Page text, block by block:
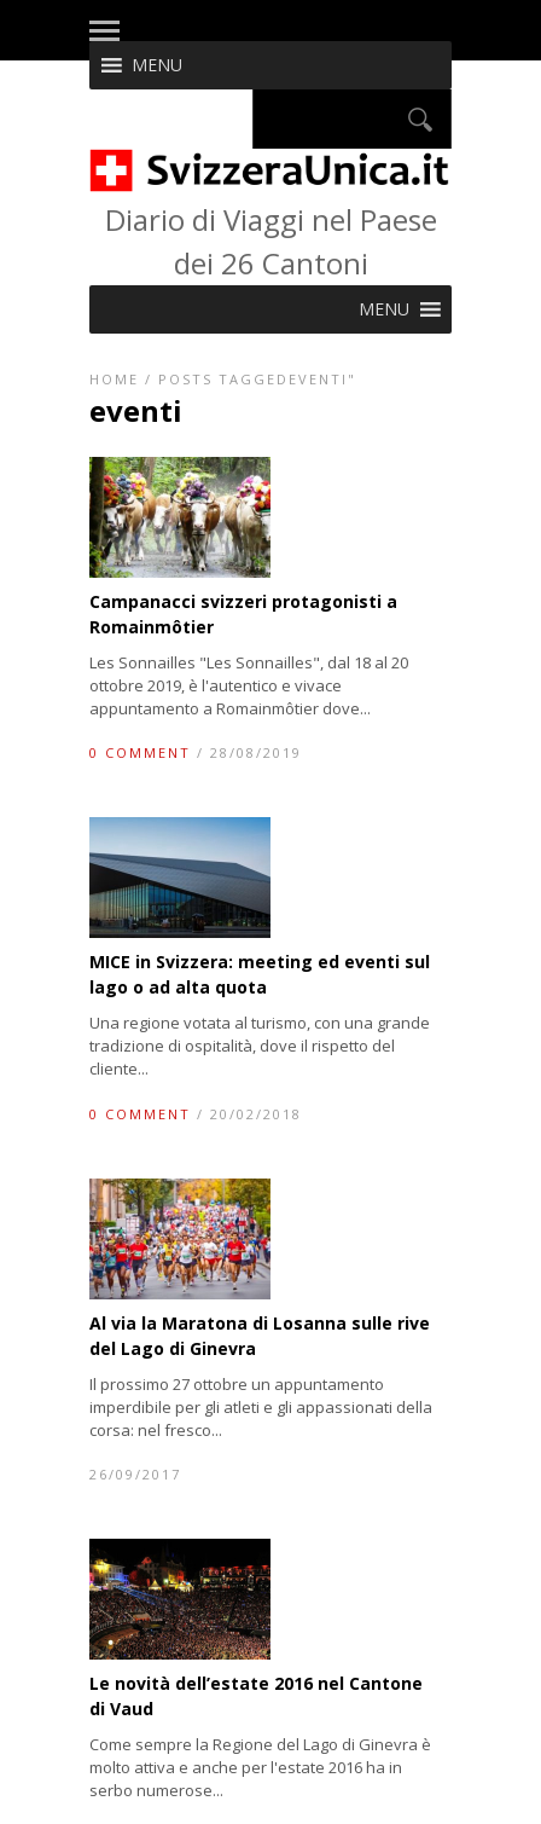
MENU
Diario di Viaggi nel Paese
dei 26 Cantoni
MENU
HOME / POSTS TAGGEDEVENTI"
eventi
Campanacci svizzeri protagonisti a
Romainmôtier
Les Sonnailles "Les Sonnailles", dal 18 al 20
ottobre 2019, è l'autentico e vivace
appuntamento a Romainmôtier dove...
0 COMMENT / 28/08/2019
MICE in Svizzera: meeting ed eventi sul
lago o ad alta quota
Una regione votata al turismo, con una grande
tradizione di ospitalità, dove il rispetto del
cliente...
0 COMMENT / 20/02/2018
Al via la Maratona di Losanna sulle rive
del Lago di Ginevra
Il prossimo 27 ottobre un appuntamento
imperdibile per gli atleti e gli appassionati della
corsa: nel fresco...
26/09/2017
Le novità dell’estate 2016 nel Cantone
di Vaud
Come sempre la Regione del Lago di Ginevra è
molto attiva e anche per l'estate 2016 ha in
serbo numerose...